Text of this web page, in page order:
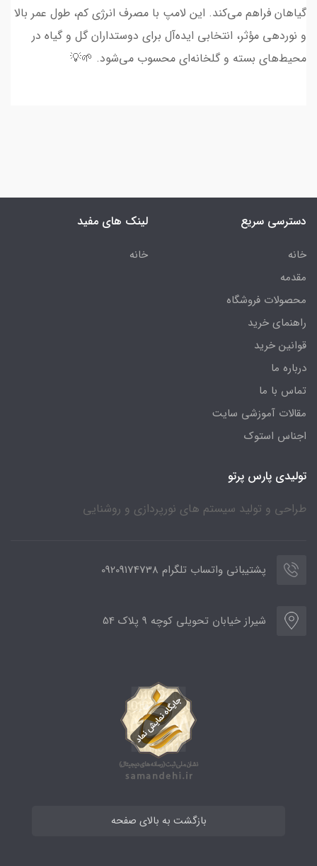
گیاهان فراهم می‌کند. این لامپ با مصرف انرژی کم، طول عمر بالا
و نوردهی مؤثر، انتخابی ایده‌آل برای دوستداران گل و گیاه در
محیط‌های بسته و گلخانه‌ای محسوب می‌شود. 🌱💡
دسترسی سریع
خانه
مقدمه
محصولات فروشگاه
راهنمای خرید
قوانین خرید
درباره ما
تماس با ما
مقالات آموزشی سایت
اجناس استوک
لینک های مفید
خانه
تولیدی پارس پرتو
طراحی و تولید سیستم های نورپردازی و روشنایی
پشتیبانی واتساب تلگرام 09209174738
شیراز خیابان تحویلی کوچه 9 پلاک 54
بازگشت به بالای صفحه